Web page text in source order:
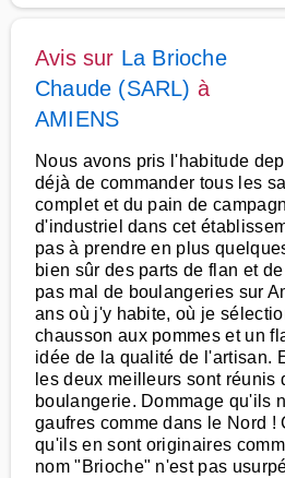
Avis sur La Brioche
Chaude (SARL) à
AMIENS
Nous avons pris l'habitude
déjà de commander tous les
complet et du pain de
d'industriel dans cet
pas à prendre en plus
bien sûr des parts de flan et
pas mal de boulangeries sur
ans où j'y habite, où je
chausson aux pommes et un
idée de la qualité de l'artisan.
les deux meilleurs sont réunis
boulangerie. Dommage qu'ils
gaufres comme dans le Nord
qu'ils en sont originaires
nom "Brioche" n'est pas